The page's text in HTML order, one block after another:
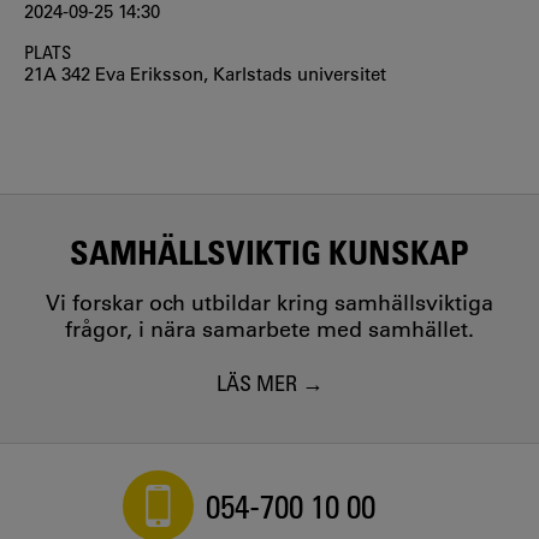
2024-09-25 14:30
PLATS
21A 342 Eva Eriksson, Karlstads universitet
SAMHÄLLSVIKTIG KUNSKAP
Vi forskar och utbildar kring samhällsviktiga
frågor, i nära samarbete med samhället.
LÄS MER
054-700 10 00